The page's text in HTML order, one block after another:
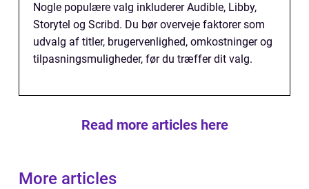
Nogle populære valg inkluderer Audible, Libby,
Storytel og Scribd. Du bør overveje faktorer som
udvalg af titler, brugervenlighed, omkostninger og
tilpasningsmuligheder, før du træffer dit valg.
Read more articles here
More articles